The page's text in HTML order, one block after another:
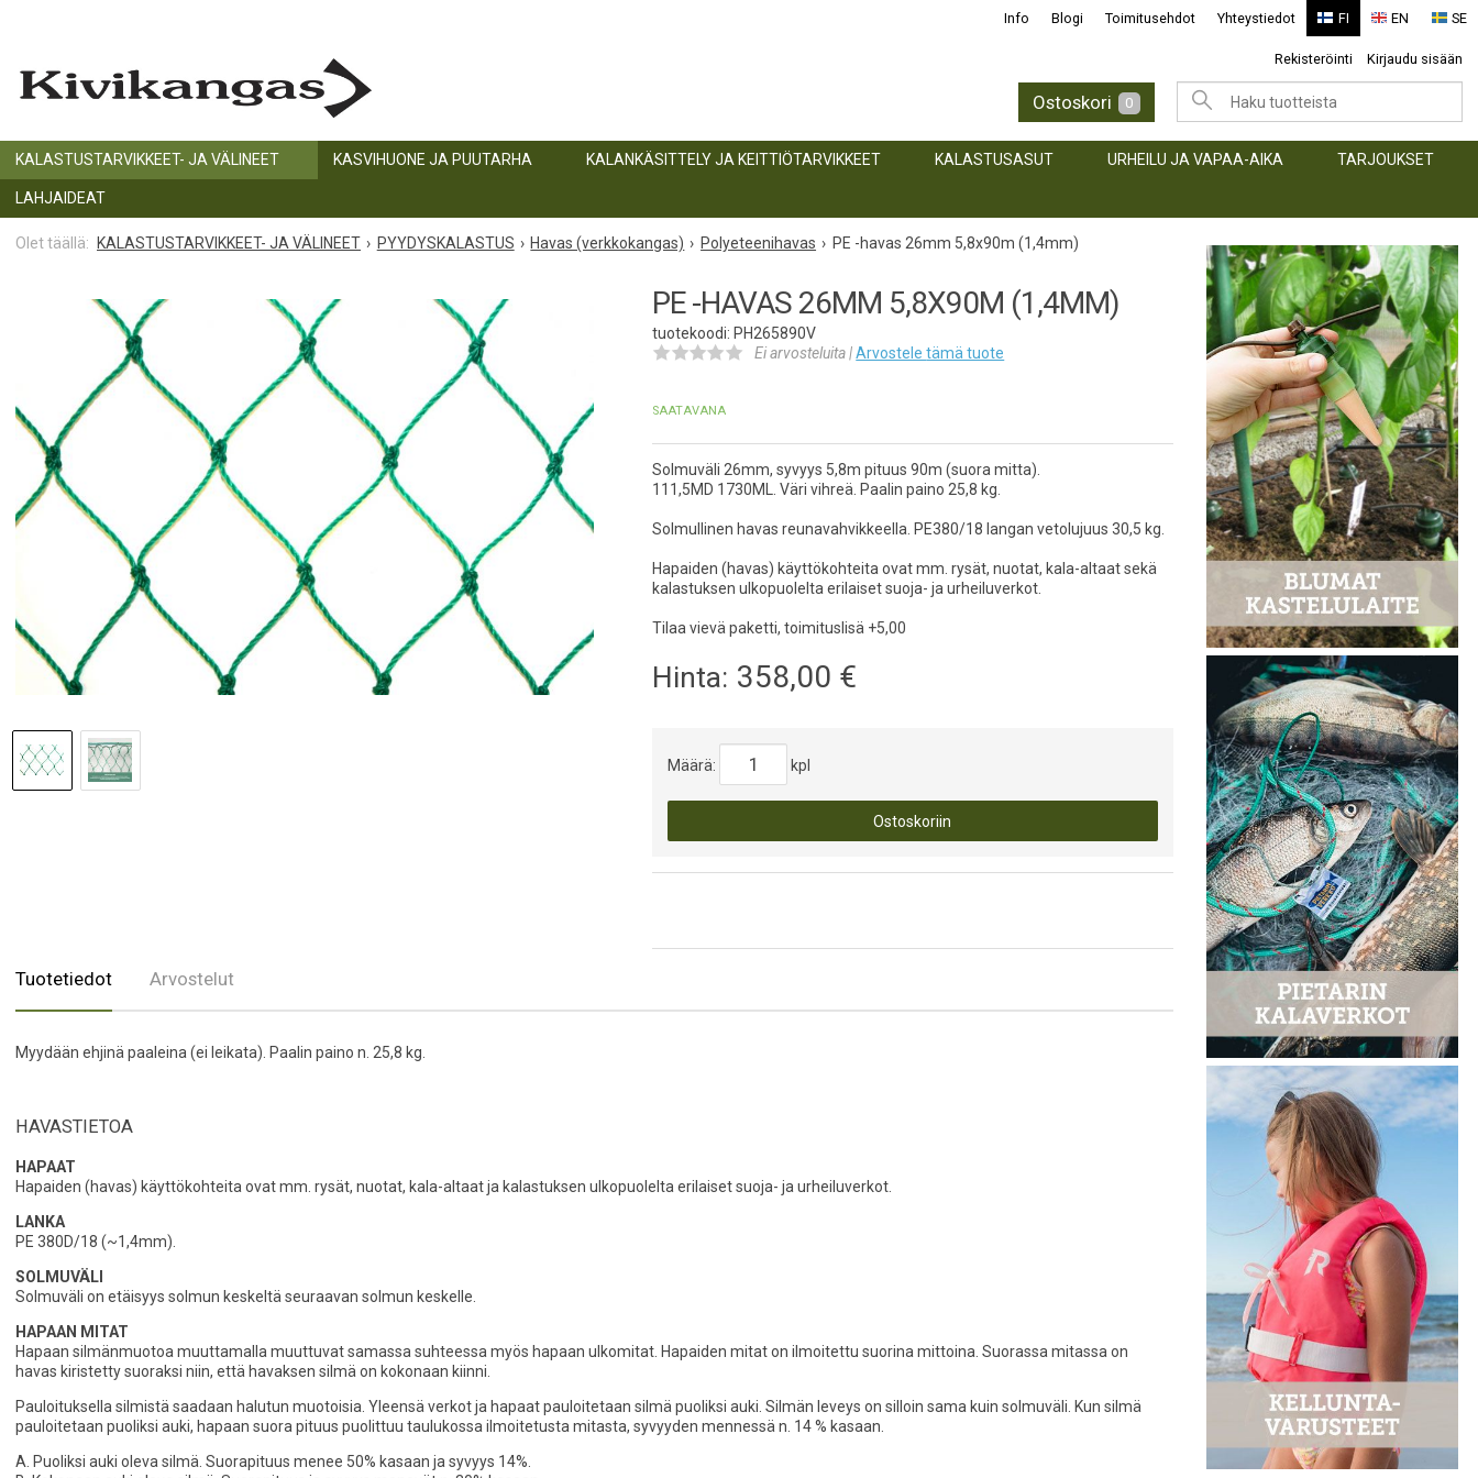
FI EN SE
Info Blogi Toimitusehdot Yhteystiedot
Rekisteröinti Kirjaudu sisään
Ostoskori 0
KALASTUSTARVIKKEET- JA VÄLINEET KASVIHUONE JA PUUTARHA KALANKÄSITTELY JA KEITTIÖTARVIKKEET KALASTUSASUT URHEILU JA VAPAA-AIKA TARJOUKSET
LAHJAIDEAT
KALASTUSTARVIKKEET- JA VÄLINEET PYYDYSKALASTUS Havas (verkkokangas) Polyeteenihavas PE -havas 26mm 5,8x90m (1,4mm)
PE -HAVAS 26MM 5,8X90M (1,4MM)
tuotekoodi: PH265890V
Ei arvosteluita |Arvosteletämä tuote
SAATAVANA
Solmuväli 26mm, syvyys 5,8m pituus 90m (suora mitta).
111,5MD 1730ML. Väri vihreä. Paalin paino 25,8 kg.
Solmullinen havas reunavahvikkeella. PE380/18 langan vetolujuus 30,5 kg.
Hapaiden (havas) käyttökohteita ovat mm. rysät, nuotat, kala-altaat sekä
kalastuksen ulkopuolelta erilaiset suoja- ja urheiluverkot.
Tilaa vievä paketti, toimituslisä +5,00
Hinta: 358,00 €
Määrä: kpl
Ostoskoriin
Tuotetiedot Arvostelut
Myydään ehjinä paaleina (ei leikata). Paalin paino n. 25,8 kg.
HAVASTIETOA
HAPAAT
Hapaiden (havas) käyttökohteita ovat mm. rysät, nuotat, kala-altaat ja kalastuksen ulkopuolelta erilaiset suoja- ja urheiluverkot.
LANKA
PE 380D/18 (~1,4mm).
SOLMUVÄLI
Solmuväli on etäisyys solmun keskeltä seuraavan solmun keskelle.
HAPAAN MITAT
Hapaan silmänmuotoa muuttamalla muuttuvat samassa suhteessa myös hapaan ulkomitat. Hapaiden mitat on ilmoitettu suorina mittoina. Suorassa mitassa on
havas kiristetty suoraksi niin, että havaksen silmä on kokonaan kiinni.
Pauloituksella silmistä saadaan halutun muotoisia. Yleensä verkot ja hapaat pauloitetaan silmä puoliksi auki. Silmän leveys on silloin sama kuin solmuväli. Kun silmä
pauloitetaan puoliksi auki, hapaan suora pituus puolittuu taulukossa ilmoitetusta mitasta, syvyyden mennessä n. 14 % kasaan.
A. Puoliksi auki oleva silmä. Suorapituus menee 50% kasaan ja syvyys 14%.